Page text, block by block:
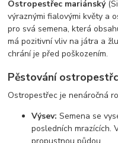
Ostropestřec mariánský
výraznými fialovými květy a
pro svá semena, která
má pozitivní vliv na játra a
chrání je před poškozením.
Pěstování
Ostropestřec je nenáročná
Výsev: Semena se
posledních mrazících.
propustnou půdou.